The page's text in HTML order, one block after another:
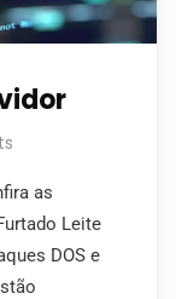
as
Leite
DOS e